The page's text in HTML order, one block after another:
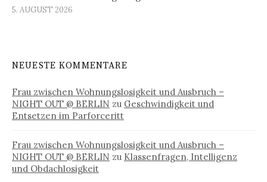
5. AUGUST 2026
NEUESTE KOMMENTARE
Frau zwischen Wohnungslosigkeit und Ausbruch –
NIGHT OUT @ BERLIN zu Geschwindigkeit und
Entsetzen im Parforceritt
Frau zwischen Wohnungslosigkeit und Ausbruch –
NIGHT OUT @ BERLIN zu Klassenfragen, Intelligenz
und Obdachlosigkeit